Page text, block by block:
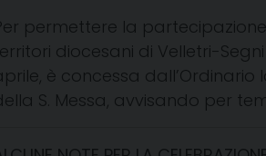
permettere la
diocesani di Velletri-
è concessa
S. Messa, avvisando per